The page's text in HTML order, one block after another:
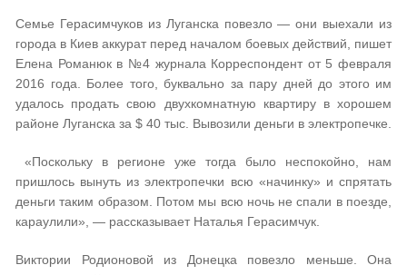
Семье Герасимчуков из Луганска повезло — они выехали из
города в Киев аккурат перед началом боевых действий, пишет
Елена Романюк в №4 журнала Корреспондент от 5 февраля
2016 года. Более того, буквально за пару дней до этого им
удалось продать свою двухкомнатную квартиру в хорошем
районе Луганска за $ 40 тыс. Вывозили деньги в электропечке.
«Поскольку в регионе уже тогда было неспокойно, нам
пришлось вынуть из электропечки всю «начинку» и спрятать
деньги таким образом. Потом мы всю ночь не спали в поезде,
караулили», — рассказывает Наталья Герасимчук.
Виктории Родионовой из Донецка повезло меньше. Она